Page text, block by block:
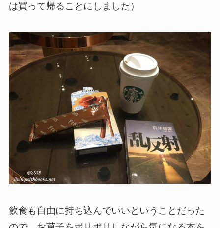
は買って帰ることにしました）
飲食も自由に持ち込んでいいということだった